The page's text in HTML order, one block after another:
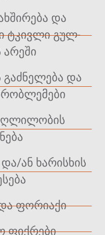
და
ტკივლი გულ-
არეში
გაძნელება და
ან ხარისხის
ფორიაქი
ფიქრები